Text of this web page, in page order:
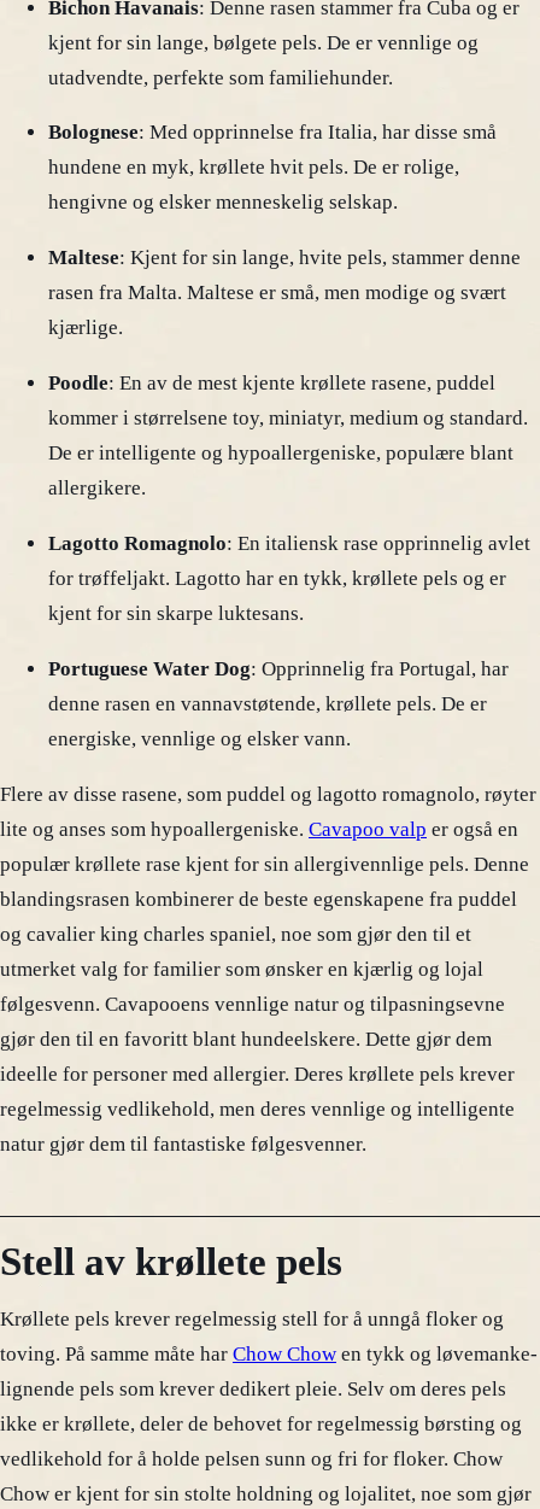
Bichon Havanais: Denne rasen stammer fra Cuba og er
kjent for sin lange, bølgete pels. De er vennlige og
utadvendte, perfekte som familiehunder.
Bolognese: Med opprinnelse fra Italia, har disse små
hundene en myk, krøllete hvit pels. De er rolige,
hengivne og elsker menneskelig selskap.
Maltese: Kjent for sin lange, hvite pels, stammer denne
rasen fra Malta. Maltese er små, men modige og svært
kjærlige.
Poodle: En av de mest kjente krøllete rasene, puddel
kommer i størrelsene toy, miniatyr, medium og standard.
De er intelligente og hypoallergeniske, populære blant
allergikere.
Lagotto Romagnolo: En italiensk rase opprinnelig avlet
for trøffeljakt. Lagotto har en tykk, krøllete pels og er
kjent for sin skarpe luktesans.
Portuguese Water Dog: Opprinnelig fra Portugal, har
denne rasen en vannavstøtende, krøllete pels. De er
energiske, vennlige og elsker vann.
Flere av disse rasene, som puddel og lagotto romagnolo, røyter
lite og anses som hypoallergeniske. Cavapoo valp er også en
populær krøllete rase kjent for sin allergivennlige pels. Denne
blandingsrasen kombinerer de beste egenskapene fra puddel
og cavalier king charles spaniel, noe som gjør den til et
utmerket valg for familier som ønsker en kjærlig og lojal
følgesvenn. Cavapooens vennlige natur og tilpasningsevne
gjør den til en favoritt blant hundeelskere. Dette gjør dem
ideelle for personer med allergier. Deres krøllete pels krever
regelmessig vedlikehold, men deres vennlige og intelligente
natur gjør dem til fantastiske følgesvenner.
Stell av krøllete pels
Krøllete pels krever regelmessig stell for å unngå floker og
toving. På samme måte har Chow Chow en tykk og løvemanke-
lignende pels som krever dedikert pleie. Selv om deres pels
ikke er krøllete, deler de behovet for regelmessig børsting og
vedlikehold for å holde pelsen sunn og fri for floker. Chow
Chow er kjent for sin stolte holdning og lojalitet, noe som gjør